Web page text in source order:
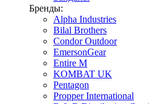
Бренды:
Alpha Industries
Bilal Brothers
Condor Outdoor
EmersonGear
Entire M
KOMBAT UK
Pentagon
Propper International